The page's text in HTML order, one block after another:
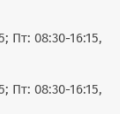
Пт: 08:30-16:15,
Пт: 08:30-16:15,